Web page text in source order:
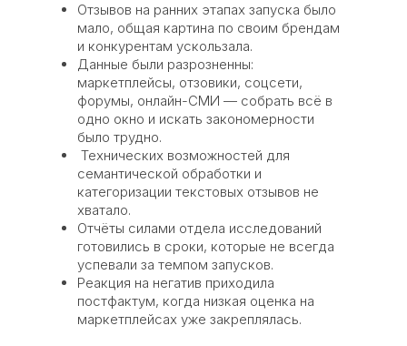
Отзывов на ранних этапах запуска было
мало, общая картина по своим брендам
и конкурентам ускользала.
Данные были разрозненны:
маркетплейсы, отзовики, соцсети,
форумы, онлайн-СМИ — собрать всё в
одно окно и искать закономерности
было трудно.
Технических возможностей для
семантической обработки и
категоризации текстовых отзывов не
хватало.
Отчёты силами отдела исследований
готовились в сроки, которые не всегда
успевали за темпом запусков.
Реакция на негатив приходила
постфактум, когда низкая оценка на
маркетплейсах уже закреплялась.